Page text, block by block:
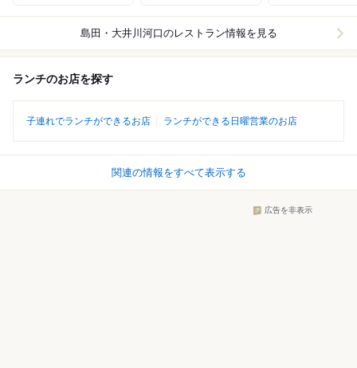
島田・大井川河口のレストラン情報を見る
ランチのお店を探す
子連れでランチができるお店 ランチができる日曜営業のお店
関連の情報をすべて表示する
広告を非表示